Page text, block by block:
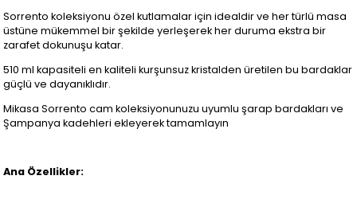
Sorrento koleksiyonu özel kutlamalar için idealdir ve her türlü masa
üstüne mükemmel bir şekilde yerleşerek her duruma ekstra bir
zarafet dokunuşu katar.
510 ml kapasiteli en kaliteli kurşunsuz kristalden üretilen bu bardaklar
güçlü ve dayanıklıdır.
Mikasa Sorrento cam koleksiyonunuzu uyumlu şarap bardakları ve
Şampanya kadehleri ​​ekleyerek tamamlayın
Ana Özellikler: